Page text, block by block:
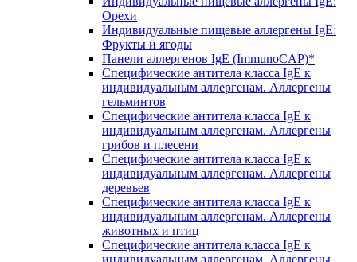
Орехи
Индивидуальные пищевые аллергены IgE:
Фрукты и ягоды
Панели аллергенов IgE (ImmunoCAP)*
Специфические антитела класса IgE к
индивидуальным аллергенам. Аллергены
гельминтов
Специфические антитела класса IgE к
индивидуальным аллергенам. Аллергены
грибов и плесени
Специфические антитела класса IgE к
индивидуальным аллергенам. Аллергены
деревьев
Специфические антитела класса IgE к
индивидуальным аллергенам. Аллергены
животных и птиц
Специфические антитела класса IgE к
индивидуальным аллергенам. Аллергены